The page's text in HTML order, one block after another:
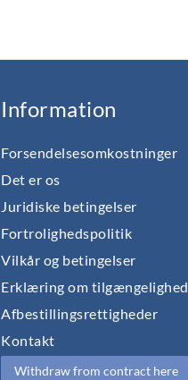
Information
Forsendelsesomkostninger
Det er os
Juridiske betingelser
Fortrolighedspolitik
Vilkår og betingelser
Erklæring om tilgængelighed
Afbestillingsrettigheder
Kontakt
Withdraw from contract here